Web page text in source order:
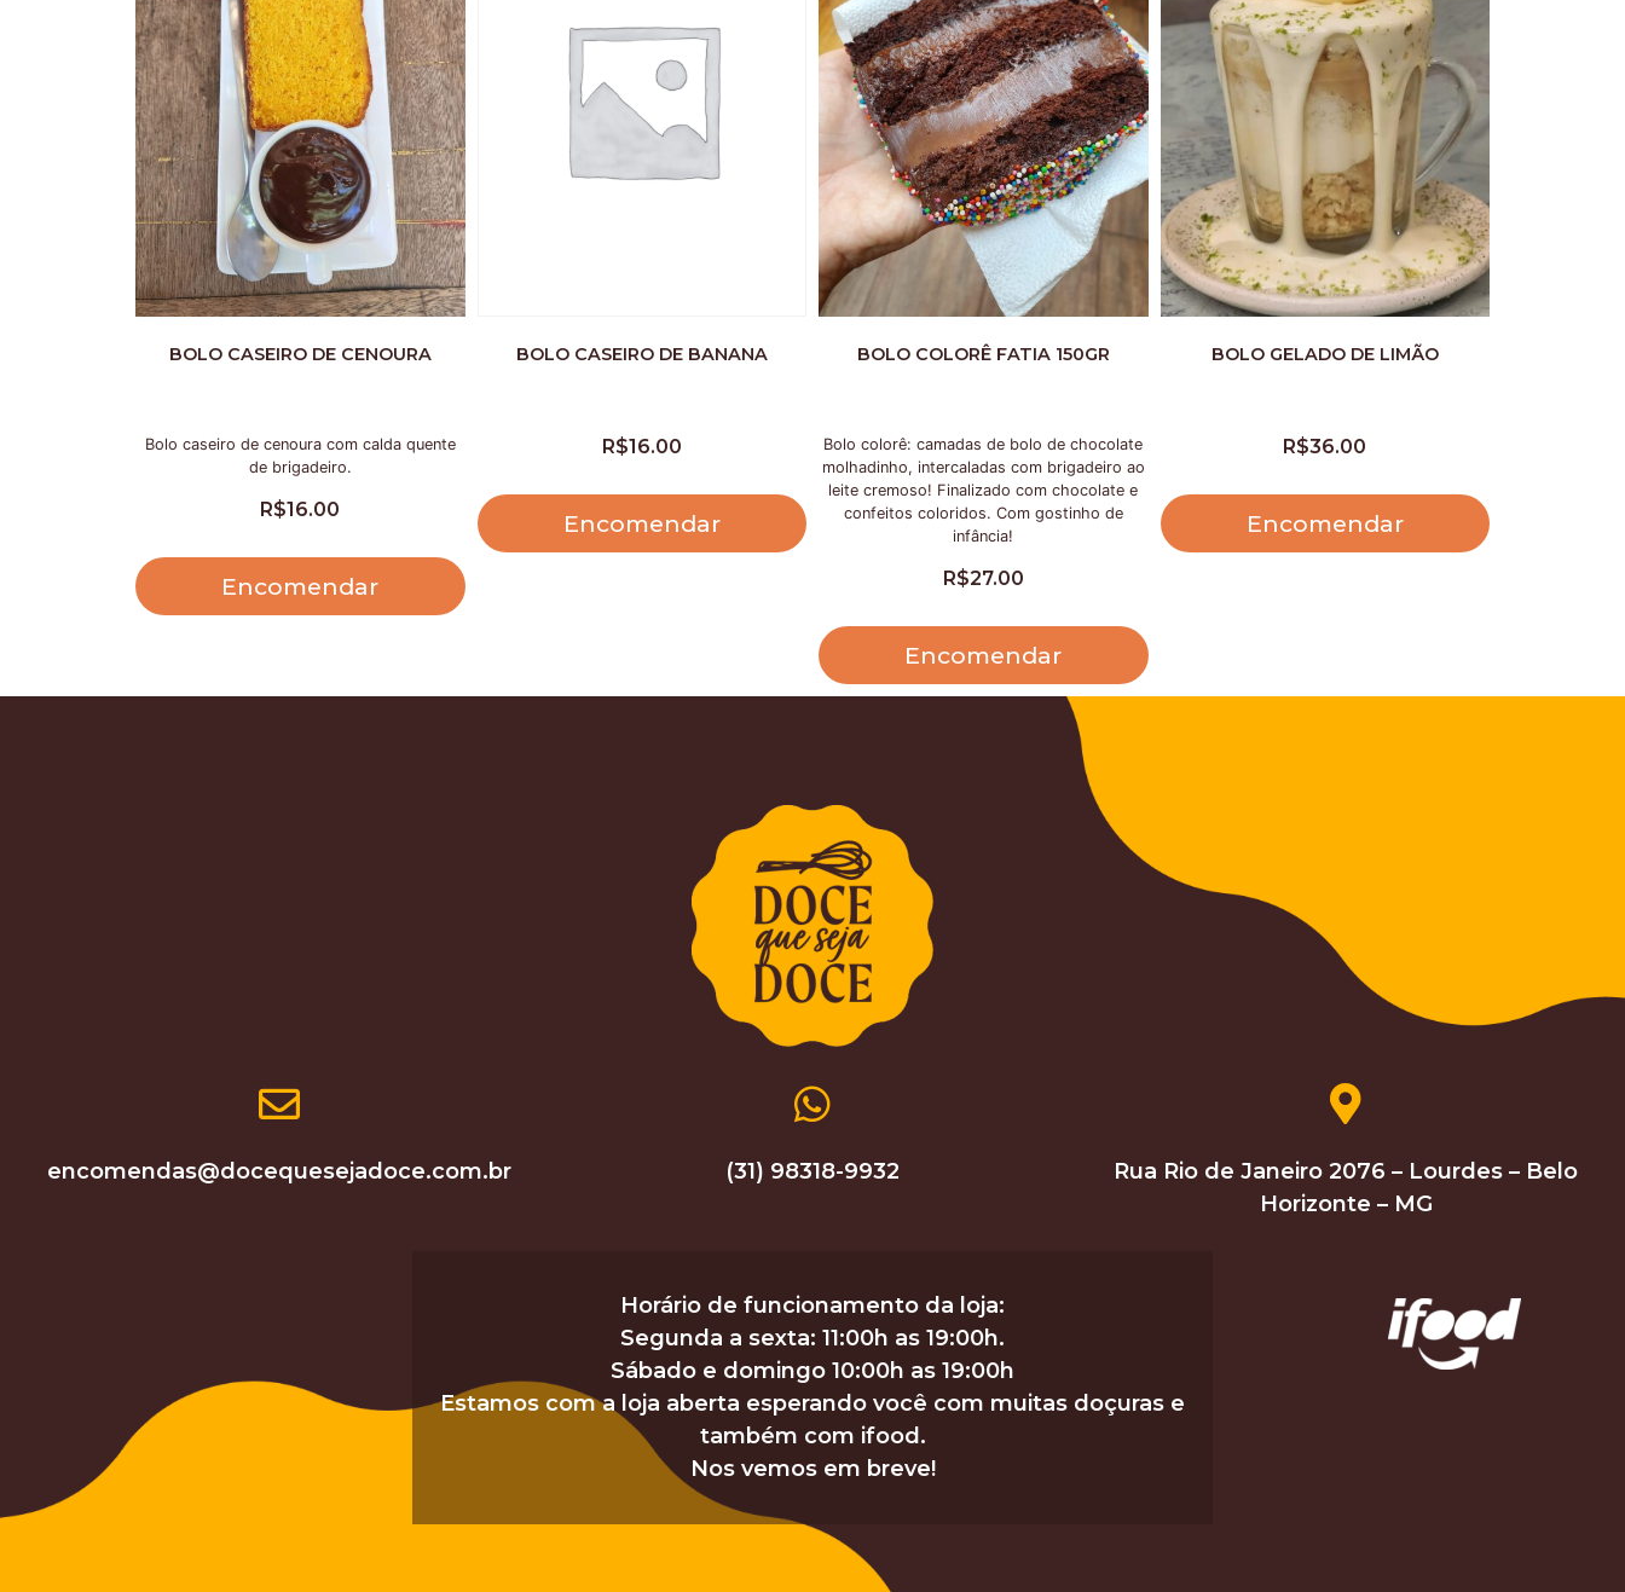
BOLO CASEIRO DE CENOURA
Bolo caseiro de cenoura com calda quente
de brigadeiro.
R$16.00
Encomendar
BOLO CASEIRO DE BANANA
R$16.00
Encomendar
BOLO COLORÊ FATIA 150GR
Bolo colorê: camadas de bolo de chocolate
molhadinho, intercaladas com brigadeiro ao
leite cremoso! Finalizado com chocolate e
confeitos coloridos. Com gostinho de
infância!
R$27.00
Encomendar
BOLO GELADO DE LIMÃO
R$36.00
Encomendar
encomendas@docequesejadoce.com.br (31) 98318-9932
Rua Rio de Janeiro 2076 – Lourdes – Belo
Horizonte – MG
Horário de funcionamento da loja:
Segunda a sexta: 11:00h as 19:00h.
Sábado e domingo 10:00h as 19:00h
Estamos com a loja aberta esperando você com muitas doçuras e
também com ifood.
Nos vemos em breve!